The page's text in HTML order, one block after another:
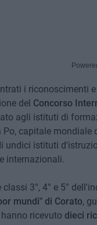
i riconoscimenti
del Concorso
agli istituti di
capitale mondiale
undici istituti
internazionali.
3°, 4° e 5°
mundi" di Corato,
hanno ricevuto dieci